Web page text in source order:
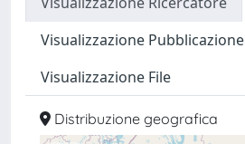
Visualizzazione Pubblicazione
Visualizzazione File
Distribuzione geografica